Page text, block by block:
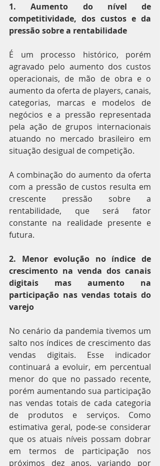
1. Aumento do nível de
competitividade, dos custos e da
pressão sobre a rentabilidade
É um processo histórico, porém
agravado pelo aumento dos custos
operacionais, de mão de obra e o
aumento da oferta de players, canais,
categorias, marcas e modelos de
negócios e a pressão representada
pela ação de grupos internacionais
atuando no mercado brasileiro em
situação desigual de competição.
A combinação do aumento da oferta
com a pressão de custos resulta em
crescente pressão sobre a
rentabilidade, que será fator
constante na realidade presente e
futura.
2. Menor evolução no índice de
crescimento na venda dos canais
digitais mas aumento na
participação nas vendas totais do
varejo
No cenário da pandemia tivemos um
salto nos índices de crescimento das
vendas digitais. Esse indicador
continuará a evoluir, em percentual
menor do que no passado recente,
porém aumentando sua participação
nas vendas totais de cada categoria
de produtos e serviços. Como
estimativa geral, pode-se considerar
que os atuais níveis possam dobrar
em termos de participação nos
próximos dez anos, variando por